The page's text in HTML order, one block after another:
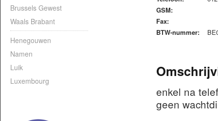
Brussels Gewest
Waals Brabant
Henegouwen
Namen
Luik
Luxembourg
GSM:
Fax:
BTW-nummer:
enkel na
geen